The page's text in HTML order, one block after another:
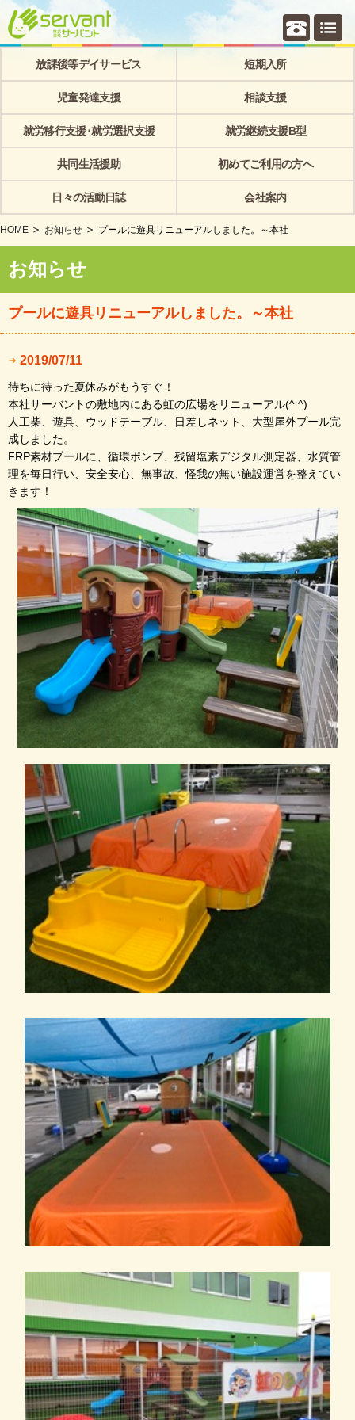
個別相
放課後等デイサービス 短期入所
児童発達支援 相談支援
就労移行支援･就労選択支援 就労継続支援B型
共同生活援助 初めてご利用の方へ
日々の活動日誌 会社案内
HOME お知らせ プールに遊具リニューアルしました。～本社
お知らせ
プールに遊具リニューアルしました。～本社
2019/07/11
待ちに待った夏休みがもうすぐ！
本社サーバントの敷地内にある虹の広場をリニューアル(^ ^)
人工柴、遊具、ウッドテーブル、日差しネット、大型屋外プール完
成しました。
FRP素材プールに、循環ポンプ、残留塩素デジタル測定器、水質管
理を毎日行い、安全安心、無事故、怪我の無い施設運営を整えてい
きます！